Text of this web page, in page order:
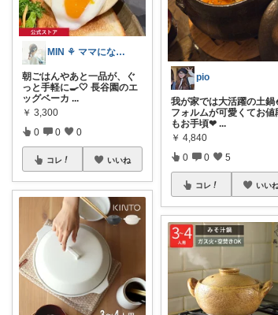
MIN ⚘ ママになりました
朝ごはんやあと一品が、ぐ
っと手軽に🍳🤍 長谷園のエ
ッグベーカ ...
￥ 3,300
0 0 0
コレ いいね
pio
我が家では大活躍の土鍋
フォルムが可愛くてお値
もお手頃❤...
￥ 4,840
0 0 5
コレ いい